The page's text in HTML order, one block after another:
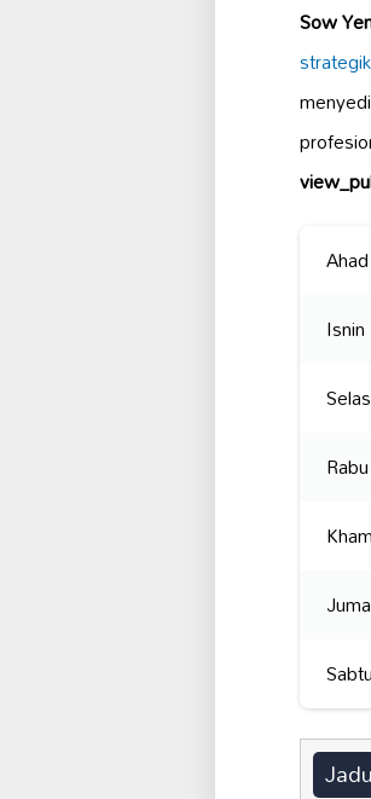
Sow
strategik
Ahad
Isnin
Rabu
Sabtu